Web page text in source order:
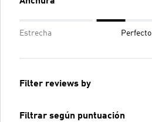
Estrecha Perfecto
Filter reviews by
Filtrar según puntuación